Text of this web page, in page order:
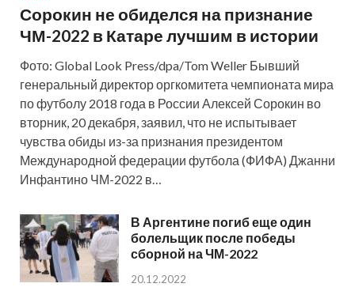
Сорокин не обиделся на признание
ЧМ-2022 в Катаре лучшим в истории
Фото: Global Look Press/dpa/Tom Weller Бывший
генеральный директор оргкомитета чемпионата мира
по футболу 2018 года в России Алексей Сорокин во
вторник, 20 декабря, заявил, что не испытывает
чувства обиды из-за признания президентом
Международной федерации футбола (ФИФА) Джанни
Инфантино ЧМ-2022 в…
В Аргентине погиб еще один
болельщик после победы
сборной на ЧМ-2022
20.12.2022